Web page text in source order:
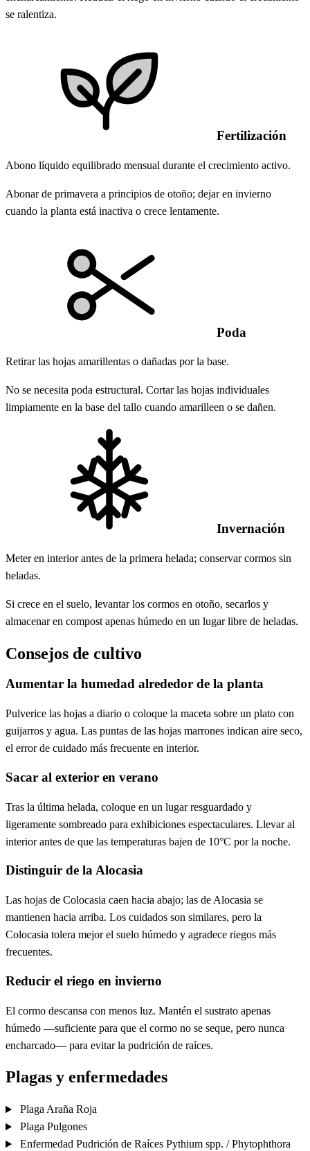
se ralentiza.
Fertilización
Abono líquido equilibrado mensual durante el crecimiento activo.
Abonar de primavera a principios de otoño; dejar en invierno
cuando la planta está inactiva o crece lentamente.
Poda
Retirar las hojas amarillentas o dañadas por la base.
No se necesita poda estructural. Cortar las hojas individuales
limpiamente en la base del tallo cuando amarilleen o se dañen.
Invernación
Meter en interior antes de la primera helada; conservar cormos sin
heladas.
Si crece en el suelo, levantar los cormos en otoño, secarlos y
almacenar en compost apenas húmedo en un lugar libre de heladas.
Consejos de cultivo
Aumentar la humedad alrededor de la planta
Pulverice las hojas a diario o coloque la maceta sobre un plato con
guijarros y agua. Las puntas de las hojas marrones indican aire seco,
el error de cuidado más frecuente en interior.
Sacar al exterior en verano
Tras la última helada, coloque en un lugar resguardado y
ligeramente sombreado para exhibiciones espectaculares. Llevar al
interior antes de que las temperaturas bajen de 10°C por la noche.
Distinguir de la Alocasia
Las hojas de Colocasia caen hacia abajo; las de Alocasia se
mantienen hacia arriba. Los cuidados son similares, pero la
Colocasia tolera mejor el suelo húmedo y agradece riegos más
frecuentes.
Reducir el riego en invierno
El cormo descansa con menos luz. Mantén el sustrato apenas
húmedo —suficiente para que el cormo no se seque, pero nunca
encharcado— para evitar la pudrición de raíces.
Plagas y enfermedades
Plaga Araña Roja
Plaga Pulgones
Enfermedad Pudrición de Raíces Pythium spp. / Phytophthora